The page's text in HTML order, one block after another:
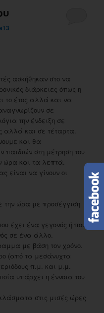
ασκήθηκαν στο να
διάρκειες όπως η
το έτος αλλά και να
σε
την ένδειξη σε
αλλά και σε τέταρτα.
και θα
παιδιών στη μέτρηση του
ώρα και τα λεπτά.
είναι να γίνουν οι
την ώρα με προσέγγιση
έχει ένα γεγονός ή που
σε ένα άλλο.
με βάση τον χρόνο.
(από τα μεσάνυχτα
π.μ. και μ.μ.
υπάρχει η έννοια του
στις μισές ώρες